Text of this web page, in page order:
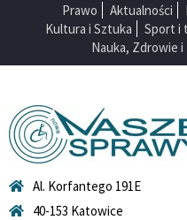
Prawo Aktualności
Kultura i Sztuka
Sport i
Nauka, Zdrowie
Al. Korfantego 191E
40-153 Katowice